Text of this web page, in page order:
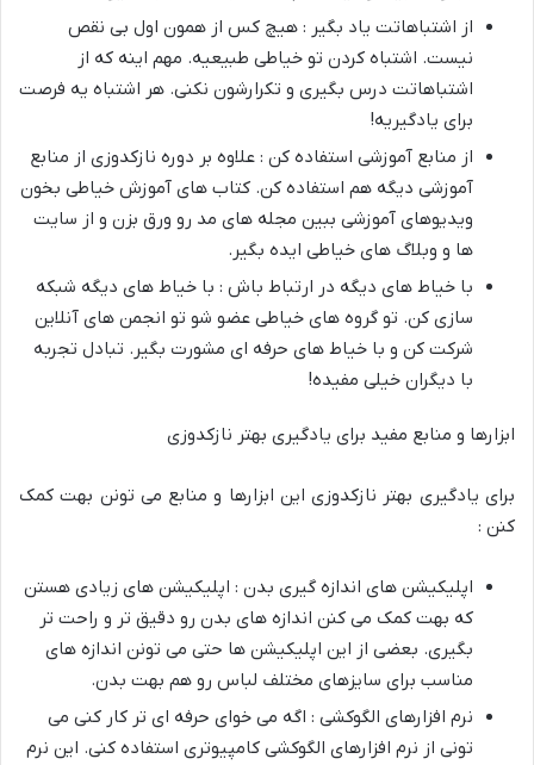
از اشتباهاتت یاد بگیر : هیچ کس از همون اول بی نقص
نیست. اشتباه کردن تو خیاطی طبیعیه. مهم اینه که از
اشتباهاتت درس بگیری و تکرارشون نکنی. هر اشتباه یه فرصت
برای یادگیریه!
از منابع آموزشی استفاده کن : علاوه بر دوره نازکدوزی از منابع
آموزشی دیگه هم استفاده کن. کتاب های آموزش خیاطی بخون
ویدیوهای آموزشی ببین مجله های مد رو ورق بزن و از سایت
ها و وبلاگ های خیاطی ایده بگیر.
با خیاط های دیگه در ارتباط باش : با خیاط های دیگه شبکه
سازی کن. تو گروه های خیاطی عضو شو تو انجمن های آنلاین
شرکت کن و با خیاط های حرفه ای مشورت بگیر. تبادل تجربه
با دیگران خیلی مفیده!
ابزارها و منابع مفید برای یادگیری بهتر نازکدوزی
برای یادگیری بهتر نازکدوزی این ابزارها و منابع می تونن بهت کمک
کنن :
اپلیکیشن های اندازه گیری بدن : اپلیکیشن های زیادی هستن
که بهت کمک می کنن اندازه های بدن رو دقیق تر و راحت تر
بگیری. بعضی از این اپلیکیشن ها حتی می تونن اندازه های
مناسب برای سایزهای مختلف لباس رو هم بهت بدن.
نرم افزارهای الگوکشی : اگه می خوای حرفه ای تر کار کنی می
تونی از نرم افزارهای الگوکشی کامپیوتری استفاده کنی. این نرم